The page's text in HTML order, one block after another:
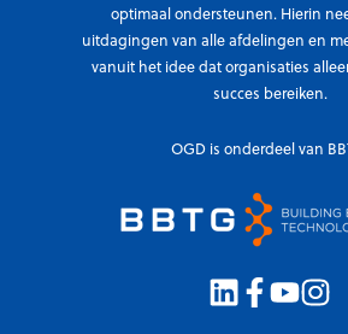
optimaal ondersteunen. Hierin
uitdagingen van alle afdelingen en
vanuit het idee dat organisaties
succes bereiken.
OGD is onderdeel van